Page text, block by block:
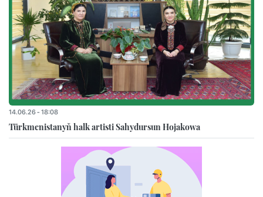
14.06.26 - 18:08
Türkmenistanyň halk artisti Sahydursun Hojakowa